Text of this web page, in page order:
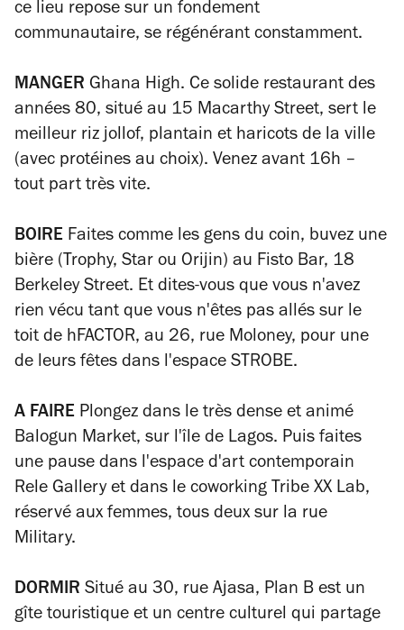
ce lieu repose sur un fondement
communautaire, se régénérant constamment.
MANGER Ghana High. Ce solide restaurant des
années 80, situé au 15 Macarthy Street, sert le
meilleur riz jollof, plantain et haricots de la ville
(avec protéines au choix). Venez avant 16h –
tout part très vite.
BOIRE Faites comme les gens du coin, buvez une
bière (Trophy, Star ou Orijin) au Fisto Bar, 18
Berkeley Street. Et dites-vous que vous n'avez
rien vécu tant que vous n'êtes pas allés sur le
toit de hFACTOR, au 26, rue Moloney, pour une
de leurs fêtes dans l'espace STROBE.
A FAIRE Plongez dans le très dense et animé
Balogun Market, sur l'île de Lagos. Puis faites
une pause dans l'espace d'art contemporain
Rele Gallery et dans le coworking Tribe XX Lab,
réservé aux femmes, tous deux sur la rue
Military.
DORMIR Situé au 30, rue Ajasa, Plan B est un
gîte touristique et un centre culturel qui partage